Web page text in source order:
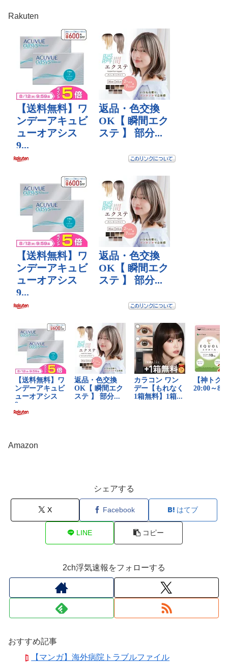
Rakuten
Amazon
シェアする
X Facebook はてブ
LINE コピー
2ch浮気速報をフォローする
おすすめ記事
【マンガ】海外病院トラブルファイル